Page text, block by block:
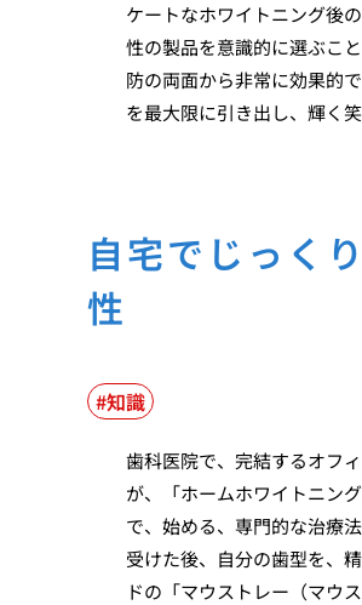
ケートなホワイトニング後
性の製品を意識的に選ぶこ
防の両面から非常に効果的
を最大限に引き出し、輝く
自宅でじっく
性
知識
歯科医院で、完結するオフ
が、「ホームホワイトニン
で、始める、専門的な治療
受けた後、自分の歯型を、
ドの「マウストレー（マウ